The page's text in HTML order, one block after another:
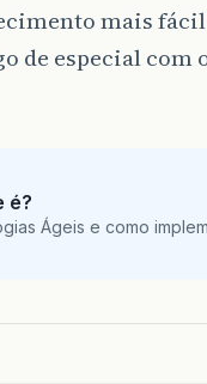
mais
de especial com
é?
Ágeis e como